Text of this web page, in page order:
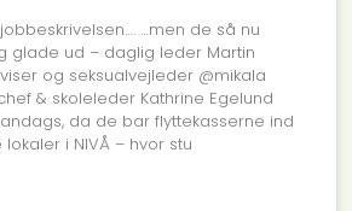
…men de så nu
glade ud – daglig leder Martin
og seksualvejleder @mikala
& skoleleder Kathrine Egelund
da de bar flyttekasserne ind
i NIVÅ – hvor stu